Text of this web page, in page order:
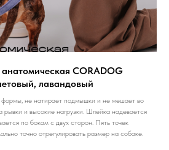
CORADOG
лавандовый
формы, не натирает подмышки и не мешает во
рывки и высокие нагрузки. Шлейка надевается
по бокам с двух сторон. Пять точек
точно отрегулировать размер на собаке.